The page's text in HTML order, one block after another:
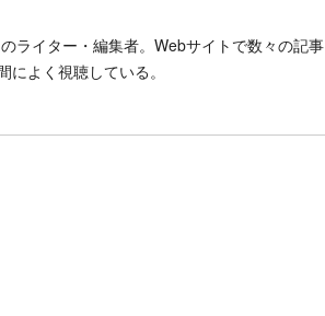
ライター・編集者。Webサイトで数々の記事
よく視聴している。